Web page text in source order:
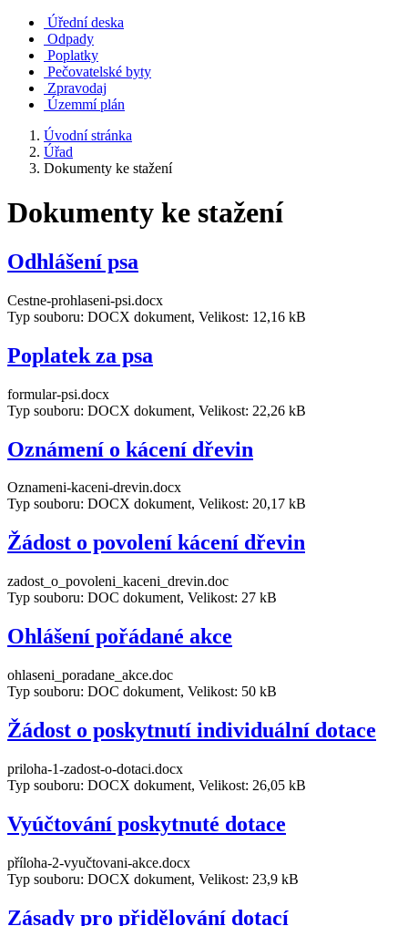
Úřední deska
Odpady
Poplatky
Pečovatelské byty
Zpravodaj
Územmí plán
Úvodní stránka
Úřad
Dokumenty ke stažení
Dokumenty ke stažení
Odhlášení psa
Cestne-prohlaseni-psi.docx
Typ souboru: DOCX dokument, Velikost: 12,16 kB
Poplatek za psa
formular-psi.docx
Typ souboru: DOCX dokument, Velikost: 22,26 kB
Oznámení o kácení dřevin
Oznameni-kaceni-drevin.docx
Typ souboru: DOCX dokument, Velikost: 20,17 kB
Žádost o povolení kácení dřevin
zadost_o_povoleni_kaceni_drevin.doc
Typ souboru: DOC dokument, Velikost: 27 kB
Ohlášení pořádané akce
ohlaseni_poradane_akce.doc
Typ souboru: DOC dokument, Velikost: 50 kB
Žádost o poskytnutí individuální dotace
priloha-1-zadost-o-dotaci.docx
Typ souboru: DOCX dokument, Velikost: 26,05 kB
Vyúčtování poskytnuté dotace
příloha-2-vyučtovani-akce.docx
Typ souboru: DOCX dokument, Velikost: 23,9 kB
Zásady pro přidělování dotací